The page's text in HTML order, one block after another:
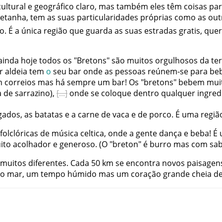
e geográfico claro, mas também eles têm coisas
, tem as suas particularidades próprias como as
. É a única região que guarda as suas estradas gratis,
hojetodos os "Bretons"são muitos orgulhosos da
aldeia tem o seu bar ondeas pessoas reúnem-se para
correios mas há sempre um bar! Os "bretons" bebem
desarrazino), ondese coloque dentro qualquer
, as batatas ea carne devaca e de porco. É uma
folclóricas de música celtica, ondea gente dança e beba! É
acolhador e generoso. (O "breton" é burro mas com
muitos diferentes. Cada 50 km se encontra novos
mar, um tempo húmido mas um coração grande cheia